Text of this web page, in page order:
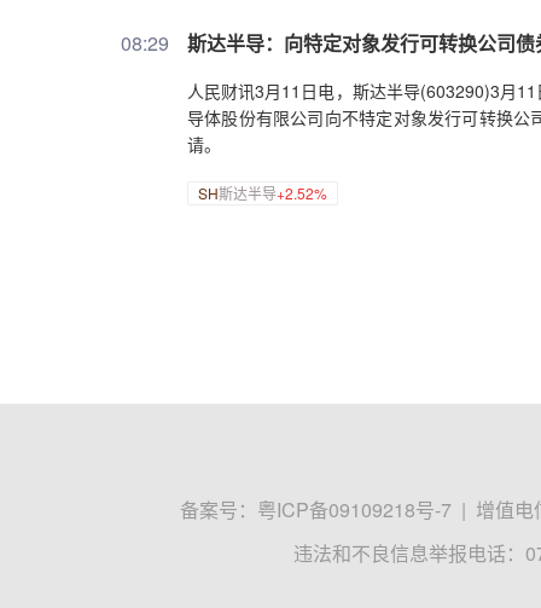
08:29 斯达半导：向特定对象发行可转换公司
人民财讯3月11日电，斯达半导(603290)3月
导体股份有限公司向不特定对象发行可转换
请。
SH斯达半导+2.52%
备案号： 粤ICP备09109218号-7 | 增值电
违法和不良信息举报电话：